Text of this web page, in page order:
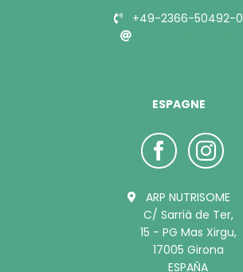
+49-2366-50492-0
ESPAGNE
ARP NUTRISOME
C/ Sarrià de Ter,
15 - PG Mas Xirgu,
17005 Girona
ESPAÑA